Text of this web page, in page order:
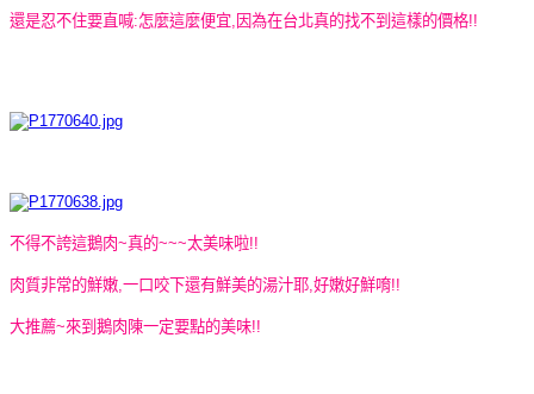
還是忍不住要直喊:怎麼這麼便宜,因為在台北真的找不到這樣的價格!!
不得不誇這鵝肉~真的~~~太美味啦!!
肉質非常的鮮嫩,一口咬下還有鮮美的湯汁耶,好嫩好鮮唷!!
大推薦~來到鵝肉陳一定要點的美味!!